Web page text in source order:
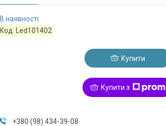
В наявності
Код:
Led101402
Купити
Купити з
+380 (98) 434-39-08